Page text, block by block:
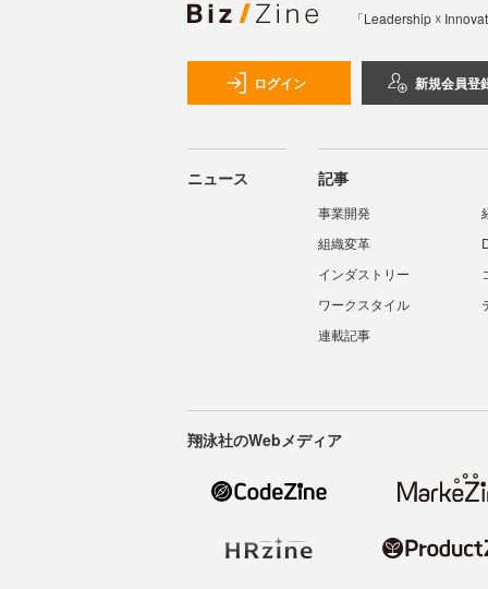
「Leadership ☓
ログイン 新規会員登
ニュース 記事
事業開発
組織変革
インダストリー
ワークスタイル
連載記事
翔泳社のWebメディア